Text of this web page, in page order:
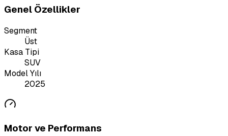
Genel Özellikler
Segment
Üst
Kasa Tipi
SUV
Model Yılı
2025
Motor ve Performans